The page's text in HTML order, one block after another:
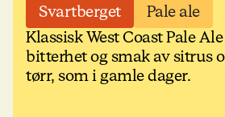
Svartberget
Pale ale
Klassisk West Coast Pale
bitterhet og smak av sitrus
tørr, som i gamle dager.